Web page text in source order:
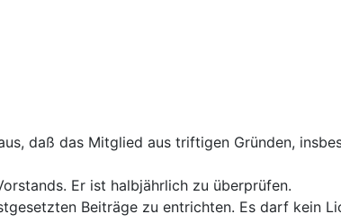
daß das Mitglied aus triftigen Gründen,
Er ist halbjährlich zu überprüfen.
Beiträge zu entrichten. Es darf kein